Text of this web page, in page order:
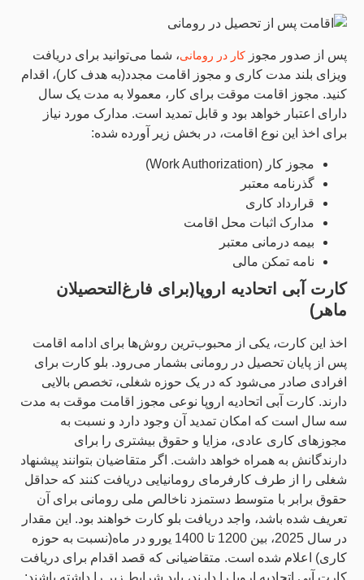
پس از صدور مجوز کار در رومانی، شما می‌توانید برای دریافت
ویزای بلند مدت کاری و مجوز اقامت مجدد(به هدف کار)، اقدام
کنید. مجوز اقامت موقت برای کار، معمولا به مدت یک سال
دارای اعتبار خواهد بود و قابل تمدید است. مدارک مورد نیاز
برای اخذ این نوع اقامت، در بخش زیر آورده شده:
مجوز کار (Work Authorization)
گذرنامه معتبر
قرارداد کاری
مدارک اثبات محل اقامت
بیمه درمانی معتبر
نامه تمکن مالی
کارت آبی اتحادیه اروپا(برای فارغ‌التحصیلان
ماهر)
اخذ این کارت، یکی از محبوب‌ترین روش‌ها برای ادامه اقامت
پس از پایان تحصیل در رومانی بشمار می‌رود. بلو کارت برای
افرادی صادر می‌شود که در یک حوزه شغلی، تخصص بالایی
دارند. کارت آبی اتحادیه اروپا نوعی مجوز اقامت موقت به مدت
سه سال است که امکان تمدید آن وجود دارد و نسبت به
مجوزهای کاری عادی، مزایا و حقوق بیشتری را برای
دارندگانش به همراه خواهد داشت. اگر متقاضیان بتوانند پیشنهاد
شغلی را از طرف کارفرمای رومانیایی دریافت کنند که حداقل
حقوق برابر با متوسط دستمزد ناخالص ملی رومانی برای آن
تعریف شده باشد، واجد دریافت بلو کارت خواهند بود. این مقدار
در سال 2025، بین 1200 تا 1400 یورو در ماه(نسبت به حوزه
کاری) اعلام شده است. متقاضیانی که قصد اقدام برای دریافت
کارت آبی اتحادیه اروپا را دارند، باید شرایط زیر را داشته باشند: